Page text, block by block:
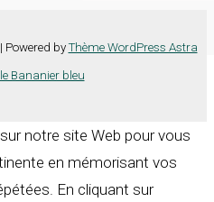
Powered by Thème WordPress Astra
le Bananier bleu
notre site Web pour vous
en mémorisant vos
En cliquant sur